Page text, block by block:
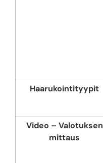
Haarukointityypit
Video – Valotuksen
mittaus